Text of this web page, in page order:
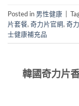
Posted in 男性健康
片套餐, 奇力片官網, 奇
士健康補充品
韓國奇力片